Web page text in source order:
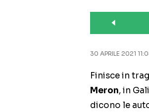
30 APRILE 2021
Finisce in
Meron, in
dicono le